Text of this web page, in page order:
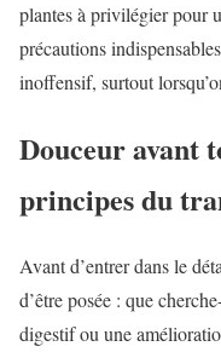
plantes à privilégier pour
précautions
inoffensif, surtout
Douceur avant
principes du
Avant d’entrer dans le
d’être posée : que
digestif ou une